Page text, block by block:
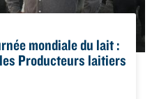
mondiale du lait :
Producteurs laitiers